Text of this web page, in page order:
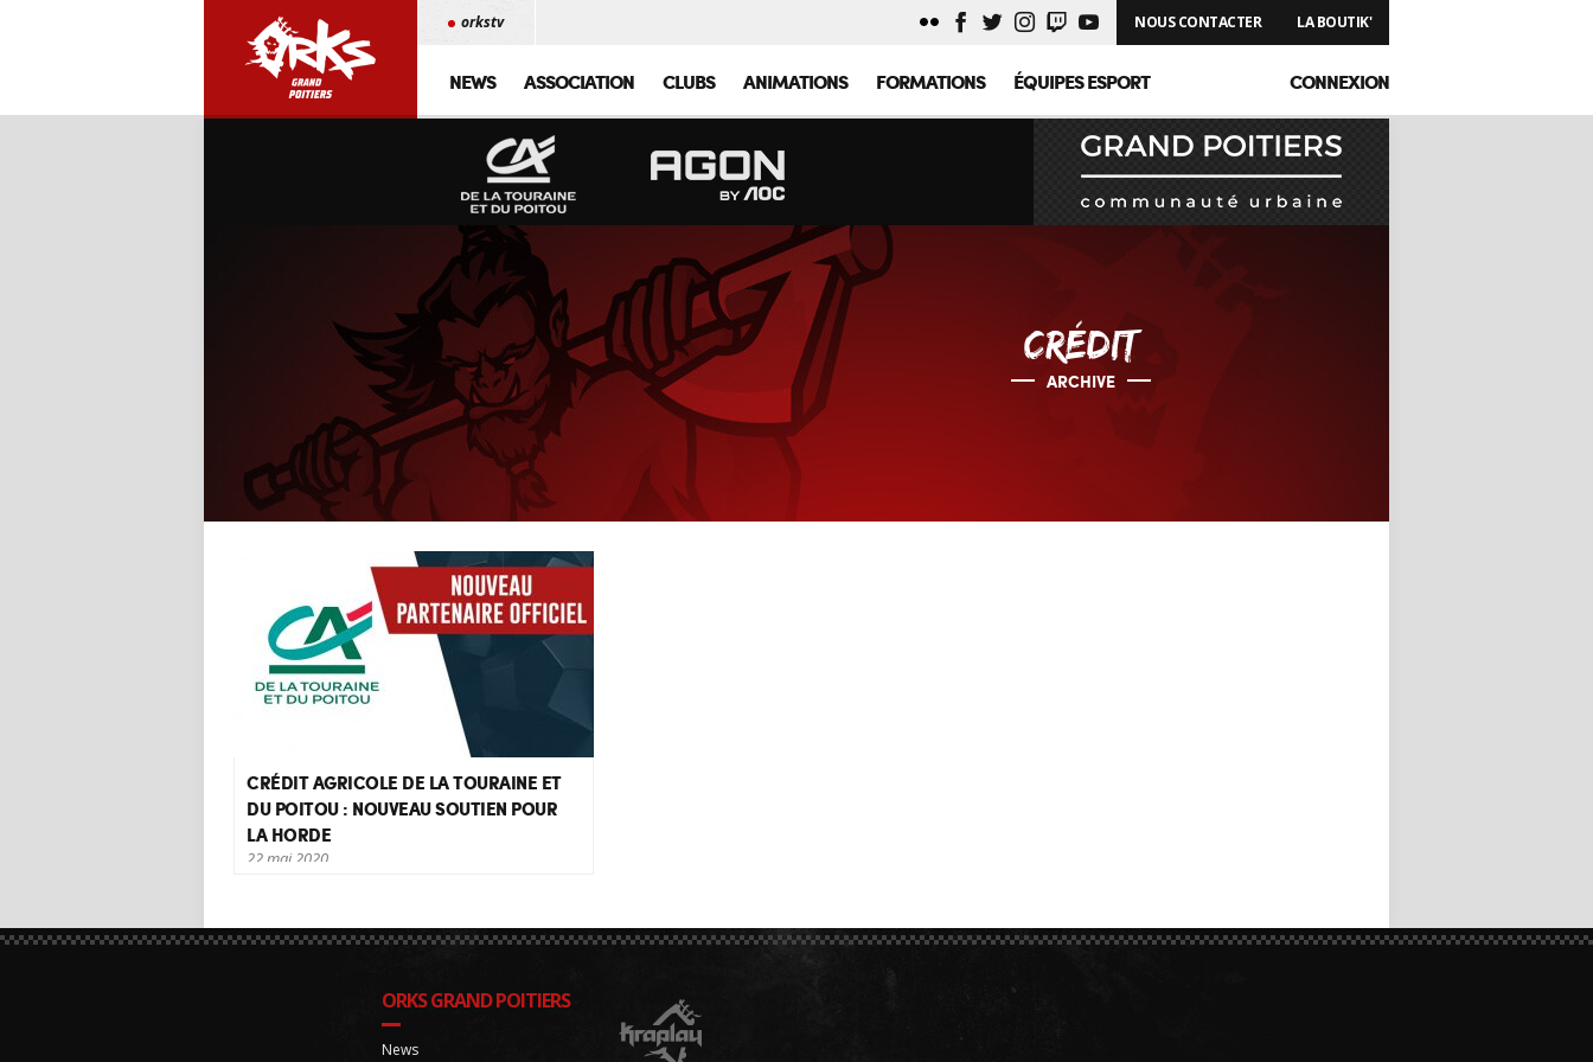
LA BOUTIK'
NOUS CONTACTER
orkstv
NEWS ASSOCIATION CLUBS ANIMATIONS FORMATIONS ÉQUIPES ESPORT CONNEXION
CRÉDIT
ARCHIVE
CRÉDIT AGRICOLE DE LA TOURAINE ET
DU POITOU : NOUVEAU SOUTIEN POUR
LA HORDE
22 mai 2020
ORKS GRAND POITIERS
News